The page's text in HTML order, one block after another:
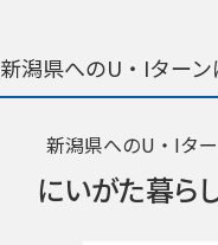
新潟県へのU・Iター
新潟県へのU・Iタ
にいがた暮らし